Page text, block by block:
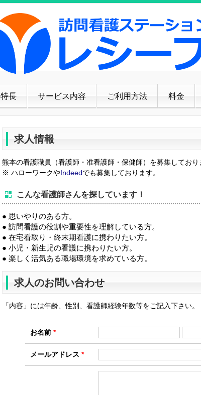
特長 サービス内容 ご利用方法 料金
求人情報
熊本の看護職員（看護師・准看護師・保健師）を募集しており
※ ハローワークやIndeedでも募集しております。
こんな看護師さんを探しています！
● 思いやりのある方。
● 訪問看護の役割や重要性を理解している方。
● 在宅看取り・終末期看護に携わりたい方。
● 小児・新生児の看護に携わりたい方。
● 楽しく活気ある職場環境を求めている方。
求人のお問い合わせ
「内容」には年齢、性別、看護師経験年数等をご記入下さい。
お名前 *
メールアドレス *